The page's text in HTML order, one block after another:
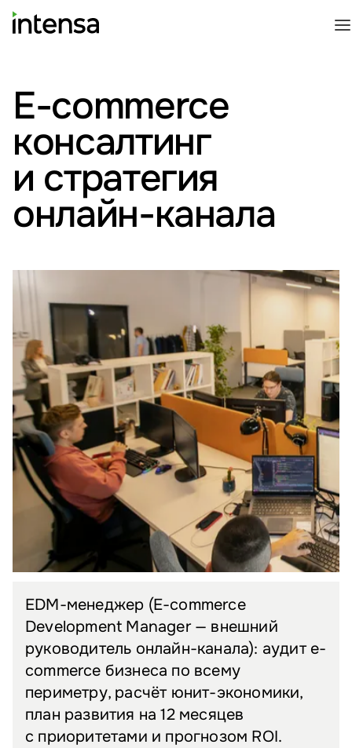
E-commerce
консалтинг
и стратегия
онлайн-канала
EDM-менеджер (E-commerce
Development Manager — внешний
руководитель онлайн-канала): аудит e-
commerce бизнеса по всему
периметру, расчёт юнит-экономики,
план развития на 12 месяцев
с приоритетами и прогнозом ROI.